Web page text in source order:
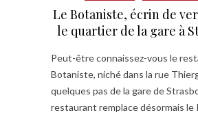
Le Botaniste, écrin de
le quartier de la gare à
Peut-être connaissez-vous le
Botaniste, niché dans la rue
quelques pas de la gare de
restaurant remplace désormais